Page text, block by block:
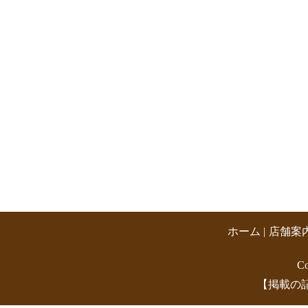
ホーム 店舗案
【掲載